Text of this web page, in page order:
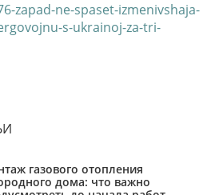
zapad-ne-spaset-izmenivshaja-
s-ukrainoj-za-tri-
газового отопления
дома: что важно